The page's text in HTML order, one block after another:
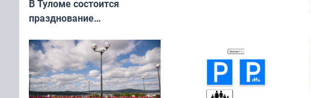
В Туломе состоится
празднование
коренных народов мира